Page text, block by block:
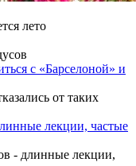
с «Барселоной» и
от таких
лекции, частые